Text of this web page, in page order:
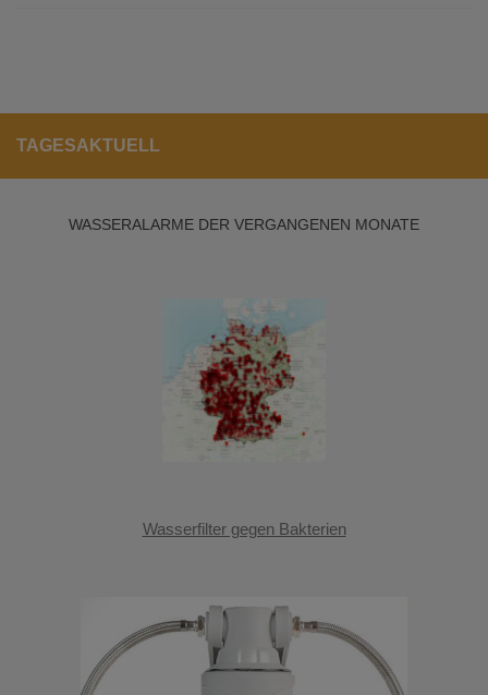
TAGESAKTUELL
WASSERALARME DER VERGANGENEN MONATE
Wasserfilter gegen Bakterien